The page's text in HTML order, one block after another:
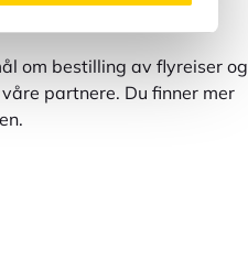
om bestilling av flyreiser og
partnere. Du finner mer